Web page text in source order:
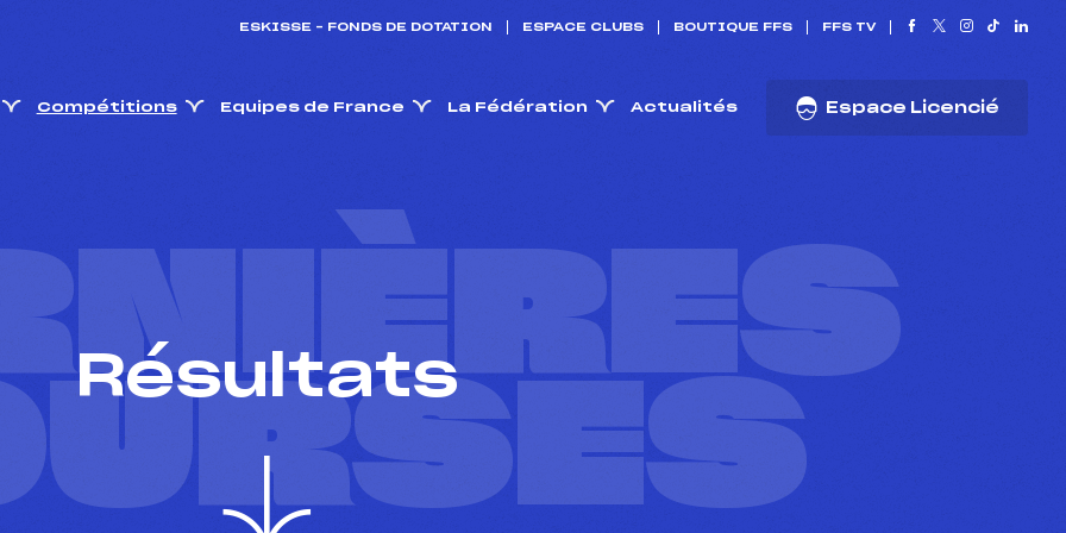
ESKISSE – FONDS DE DOTATION ESPACE CLUBS BOUTIQUE FFS FFS TV
Compétitions Equipes de France La Fédération Actualités Espace Licencié
Résultats